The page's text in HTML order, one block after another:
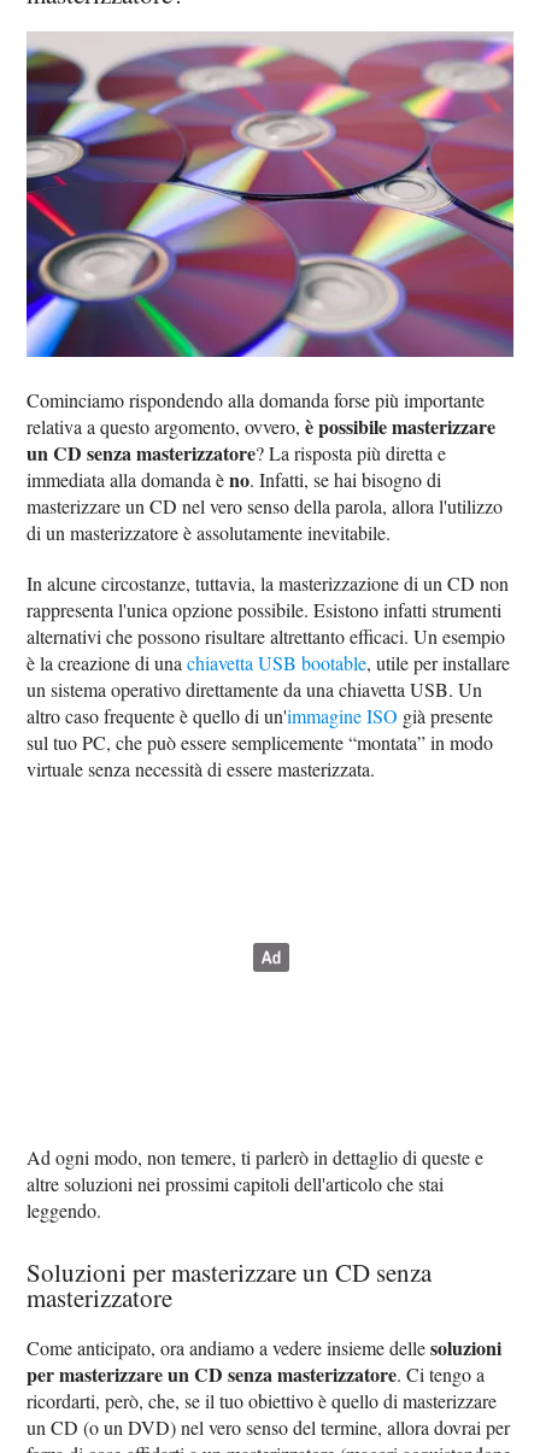
Cominciamo rispondendo alla domanda forse più importante
relativa a questo argomento, ovvero,è possibile masterizzare
un CD senza masterizzatore? La risposta più diretta e
immediata alla domanda èno. Infatti, se hai bisogno di
masterizzare un CD nel vero senso della parola, allora l'utilizzo
di un masterizzatore è assolutamente inevitabile.
In alcune circostanze, tuttavia, la masterizzazione di un CD non
rappresenta l'unica opzione possibile. Esistono infatti strumenti
alternativi che possono risultare altrettanto efficaci. Un esempio
è la creazione di unachiavetta USB bootable, utile per installare
un sistema operativo direttamente da una chiavetta USB. Un
altro caso frequente è quello di un'immagine ISO già presente
sul tuo PC, che può essere semplicemente “montata” in modo
virtuale senza necessità di essere masterizzata.
Ad ogni modo, non temere, ti parlerò in dettaglio di queste e
altre soluzioni nei prossimi capitoli dell'articolo che stai
leggendo.
Soluzioni per masterizzare un CD senza
masterizzatore
Come anticipato, ora andiamo a vedere insieme dellesoluzioni
per masterizzare un CD senza masterizzatore. Ci tengo a
ricordarti, però, che, se il tuo obiettivo è quello di masterizzare
un CD (o un DVD) nel vero senso del termine, allora dovrai per